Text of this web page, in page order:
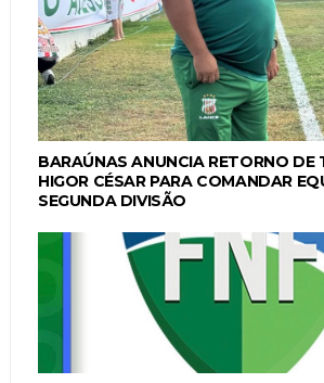
BARAÚNAS ANUNCIA RETORNO DE
HIGOR CÉSAR PARA COMANDAR
SEGUNDA DIVISÃO